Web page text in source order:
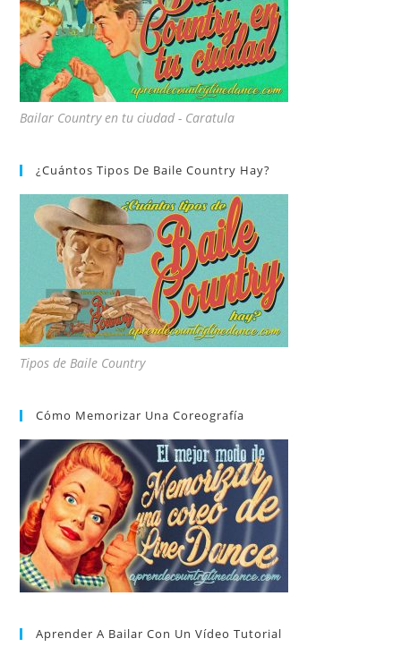
Bailar Country en tu ciudad - Caratula
¿Cuántos Tipos De Baile Country Hay?
Tipos de Baile Country
Cómo Memorizar Una Coreografía
Aprender A Bailar Con Un Vídeo Tutorial